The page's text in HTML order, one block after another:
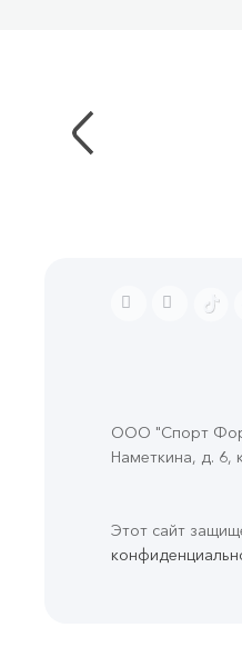
ООО "Спорт
Наметкина, д. 6,
Этот сайт